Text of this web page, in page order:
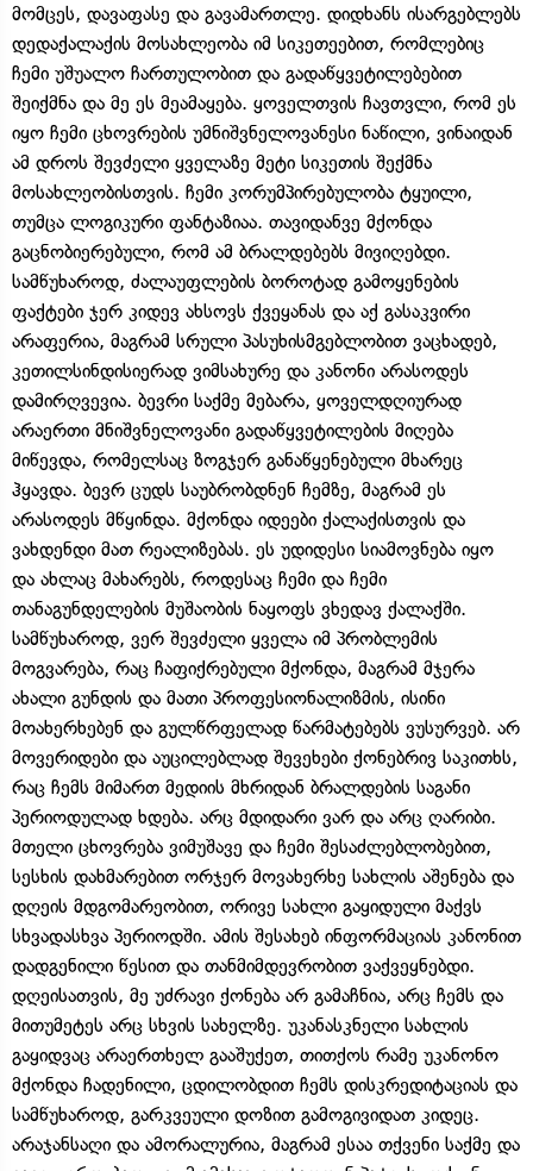
მომცეს, დავაფასე და გავამართლე. დიდხანს ისარგებლებს
დედაქალაქის მოსახლეობა იმ სიკეთეებით, რომლებიც
ჩემი უშუალო ჩართულობით და გადაწყვეტილებებით
შეიქმნა და მე ეს მეამაყება. ყოველთვის ჩავთვლი, რომ ეს
იყო ჩემი ცხოვრების უმნიშვნელოვანესი ნაწილი, ვინაიდან
ამ დროს შევძელი ყველაზე მეტი სიკეთის შექმნა
მოსახლეობისთვის. ჩემი კორუმპირებულობა ტყუილი,
თუმცა ლოგიკური ფანტაზიაა. თავიდანვე მქონდა
გაცნობიერებული, რომ ამ ბრალდებებს მივიღებდი.
სამწუხაროდ, ძალაუფლების ბოროტად გამოყენების
ფაქტები ჯერ კიდევ ახსოვს ქვეყანას და აქ გასაკვირი
არაფერია, მაგრამ სრული პასუხისმგებლობით ვაცხადებ,
კეთილსინდისიერად ვიმსახურე და კანონი არასოდეს
დამირღვევია. ბევრი საქმე მებარა, ყოველდღიურად
არაერთი მნიშვნელოვანი გადაწყვეტილების მიღება
მიწევდა, რომელსაც ზოგჯერ განაწყენებული მხარეც
ჰყავდა. ბევრ ცუდს საუბრობდნენ ჩემზე, მაგრამ ეს
არასოდეს მწყინდა. მქონდა იდეები ქალაქისთვის და
ვახდენდი მათ რეალიზებას. ეს უდიდესი სიამოვნება იყო
და ახლაც მახარებს, როდესაც ჩემი და ჩემი
თანაგუნდელების მუშაობის ნაყოფს ვხედავ ქალაქში.
სამწუხაროდ, ვერ შევძელი ყველა იმ პრობლემის
მოგვარება, რაც ჩაფიქრებული მქონდა, მაგრამ მჯერა
ახალი გუნდის და მათი პროფესიონალიზმის, ისინი
მოახერხებენ და გულწრფელად წარმატებებს ვუსურვებ. არ
მოვერიდები და აუცილებლად შევეხები ქონებრივ საკითხს,
რაც ჩემს მიმართ მედიის მხრიდან ბრალდების საგანი
პერიოდულად ხდება. არც მდიდარი ვარ და არც ღარიბი.
მთელი ცხოვრება ვიმუშავე და ჩემი შესაძლებლობებით,
სესხის დახმარებით ორჯერ მოვახერხე სახლის აშენება და
დღეის მდგომარეობით, ორივე სახლი გაყიდული მაქვს
სხვადასხვა პერიოდში. ამის შესახებ ინფორმაციას კანონით
დადგენილი წესით და თანმიმდევრობით ვაქვეყნებდი.
დღეისათვის, მე უძრავი ქონება არ გამაჩნია, არც ჩემს და
მითუმეტეს არც სხვის სახელზე. უკანასკნელი სახლის
გაყიდვაც არაერთხელ გააშუქეთ, თითქოს რამე უკანონო
მქონდა ჩადენილი, ცდილობდით ჩემს დისკრედიტაციას და
სამწუხაროდ, გარკვეული დოზით გამოგივიდათ კიდეც.
არაჯანსაღი და ამორალურია, მაგრამ ესაა თქვენი საქმე და